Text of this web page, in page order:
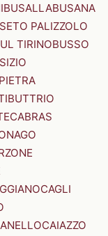
BUSALLABUSANA
PALIZZOLO
TIRINOBUSSO
BUTTRIO
CABRAS
CAGLI
CAIAZZO